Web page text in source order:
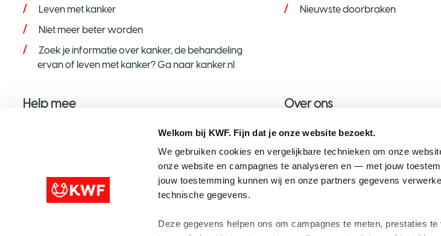
Welkom bij KWF. Fijn dat je onze website bezoekt.
We gebruiken cookies en vergelijkbare technieken om onze
onze website en campagnes te analyseren en — met jouw
jouw toestemming kunnen wij en onze partners gegevens
technische gegevens.
Deze gegevens helpen ons om campagnes te meten, prestaties
Leven met kanker
Niet meer beter worden
Zoek je informatie over kanker, de behandeling
ervan of leven met kanker? Ga naar kanker.nl
Nieuwste doorbraken
Help mee
Steun met een grote gift
Over ons
Over KWF
Nieuws
Onze ambassadeurs